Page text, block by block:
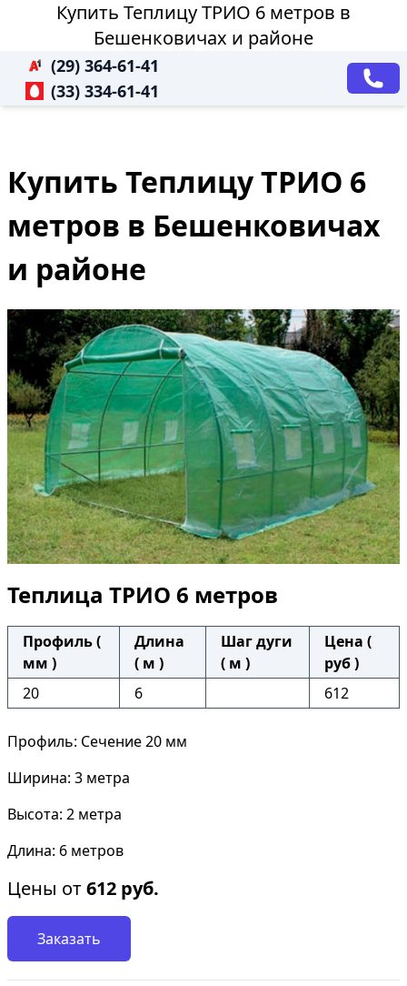
Купить Теплицу ТРИО 6 метров в
Бешенковичах и районе
(29) 364-61-41
(33) 334-61-41
Купить Теплицу ТРИО 6
метров в Бешенковичах
и районе
Теплица ТРИО 6 метров
Профиль (
мм )
Длина
( м )
Шаг дуги
( м )
Цена (
руб )
20
6 612
Профиль: Сечение 20 мм
Ширина: 3 метра
Высота: 2 метра
Длина: 6 метров
Цены от612 руб.
Заказать